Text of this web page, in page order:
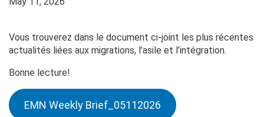
Vous trouverez dans le document ci-joint les plus récentes
actualités liées aux migrations, l’asile et l’intégration.
Bonne lecture!
EMN Weekly Brief_05112026